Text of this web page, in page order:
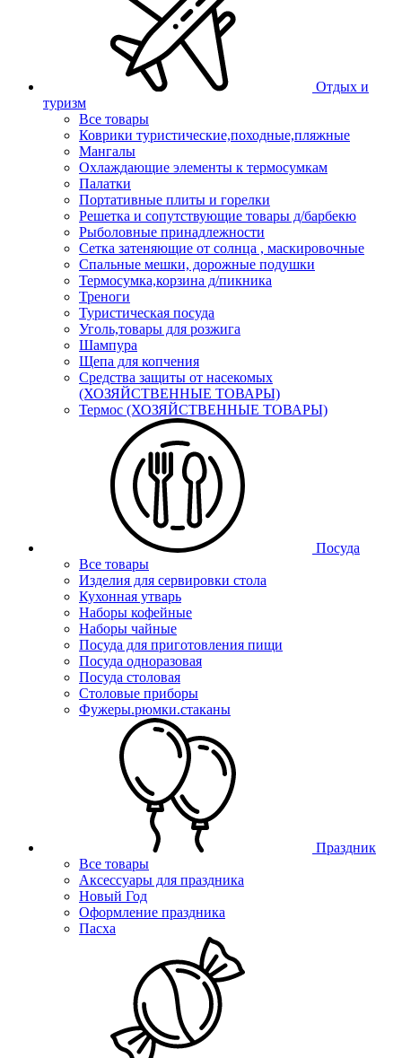
Отдых и
туризм
Все товары
Коврики туристические,походные,пляжные
Мангалы
Охлаждающие элементы к термосумкам
Палатки
Портативные плиты и горелки
Решетка и сопутствующие товары д/барбекю
Рыболовные принадлежности
Сетка затеняющие от солнца , маскировочные
Спальные мешки, дорожные подушки
Термосумка,корзина д/пикника
Треноги
Туристическая посуда
Уголь,товары для розжига
Шампура
Щепа для копчения
Средства защиты от насекомых
(ХОЗЯЙСТВЕННЫЕ ТОВАРЫ)
Термос (ХОЗЯЙСТВЕННЫЕ ТОВАРЫ)
Посуда
Все товары
Изделия для сервировки стола
Кухонная утварь
Наборы кофейные
Наборы чайные
Посуда для приготовления пищи
Посуда одноразовая
Посуда столовая
Столовые приборы
Фужеры.рюмки.стаканы
Праздник
Все товары
Аксессуары для праздника
Новый Год
Оформление праздника
Пасха